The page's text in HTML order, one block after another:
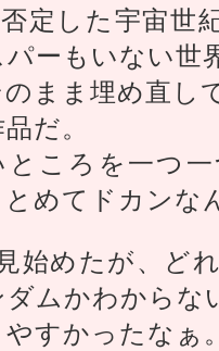
定した宇宙世
ーもいない世
まま埋め直し
だ。
ころを一つ
めてドカンな
始めたが、ど
ムかわからな
すかったなぁ